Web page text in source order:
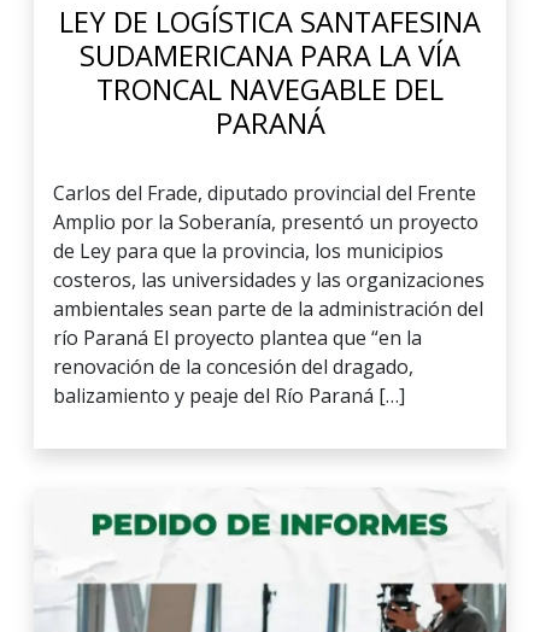
LEY DE LOGÍSTICA SANTAFESINA
SUDAMERICANA PARA LA VÍA
TRONCAL NAVEGABLE DEL
PARANÁ
Carlos del Frade, diputado provincial del Frente
Amplio por la Soberanía, presentó un proyecto
de Ley para que la provincia, los municipios
costeros, las universidades y las organizaciones
ambientales sean parte de la administración del
río Paraná El proyecto plantea que “en la
renovación de la concesión del dragado,
balizamiento y peaje del Río Paraná […]